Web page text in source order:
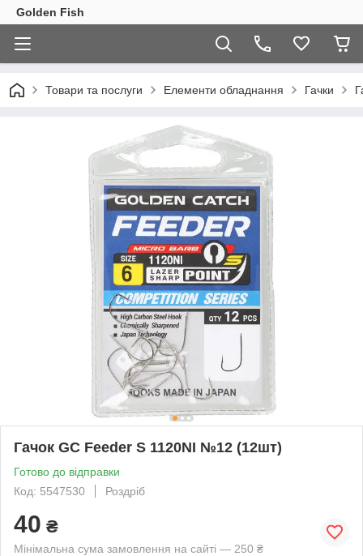
Golden Fish
Товари та послуги Елементи обладнання Гачки
Гачок GC Feeder S 1120NI №12 (12шт)
Готово до відправки
Код: 5547530
Роздріб
40 ₴
Мінімальна сума замовлення на сайті — 250 ₴